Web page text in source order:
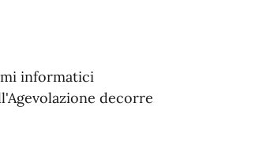
informatici
decorre